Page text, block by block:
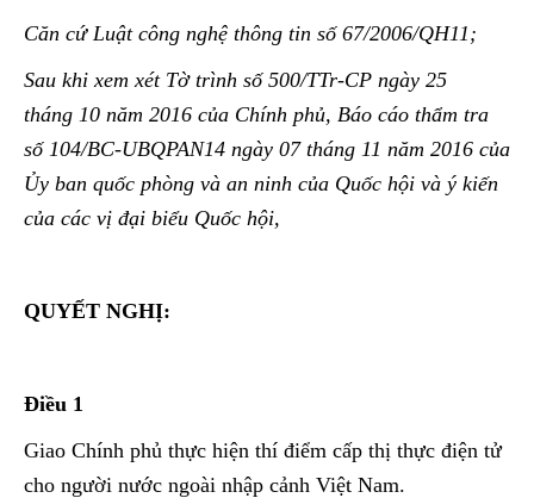
Căn cứ Luật công nghệ thông tin số 67/2006/QH11;
Sau khi xem xét Tờ trình số 500/TTr-CP ngày 25
tháng 10 năm 2016 của Chính phủ, Báo cáo thẩm tra
số 104/BC-UBQPAN14 ngày 07 tháng 11 năm 2016 của
Ủy ban quốc phòng và an ninh của Quốc hội và ý kiến
của các vị đại biểu Quốc hội,
QUYẾT NGHỊ:
Điều 1
Giao Chính phủ thực hiện thí điểm cấp thị thực điện tử
cho người nước ngoài nhập cảnh Việt Nam.